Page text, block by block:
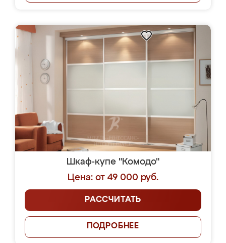
Шкаф-купе "Комодо"
Цена: от 49 000 руб.
РАССЧИТАТЬ
ПОДРОБНЕЕ